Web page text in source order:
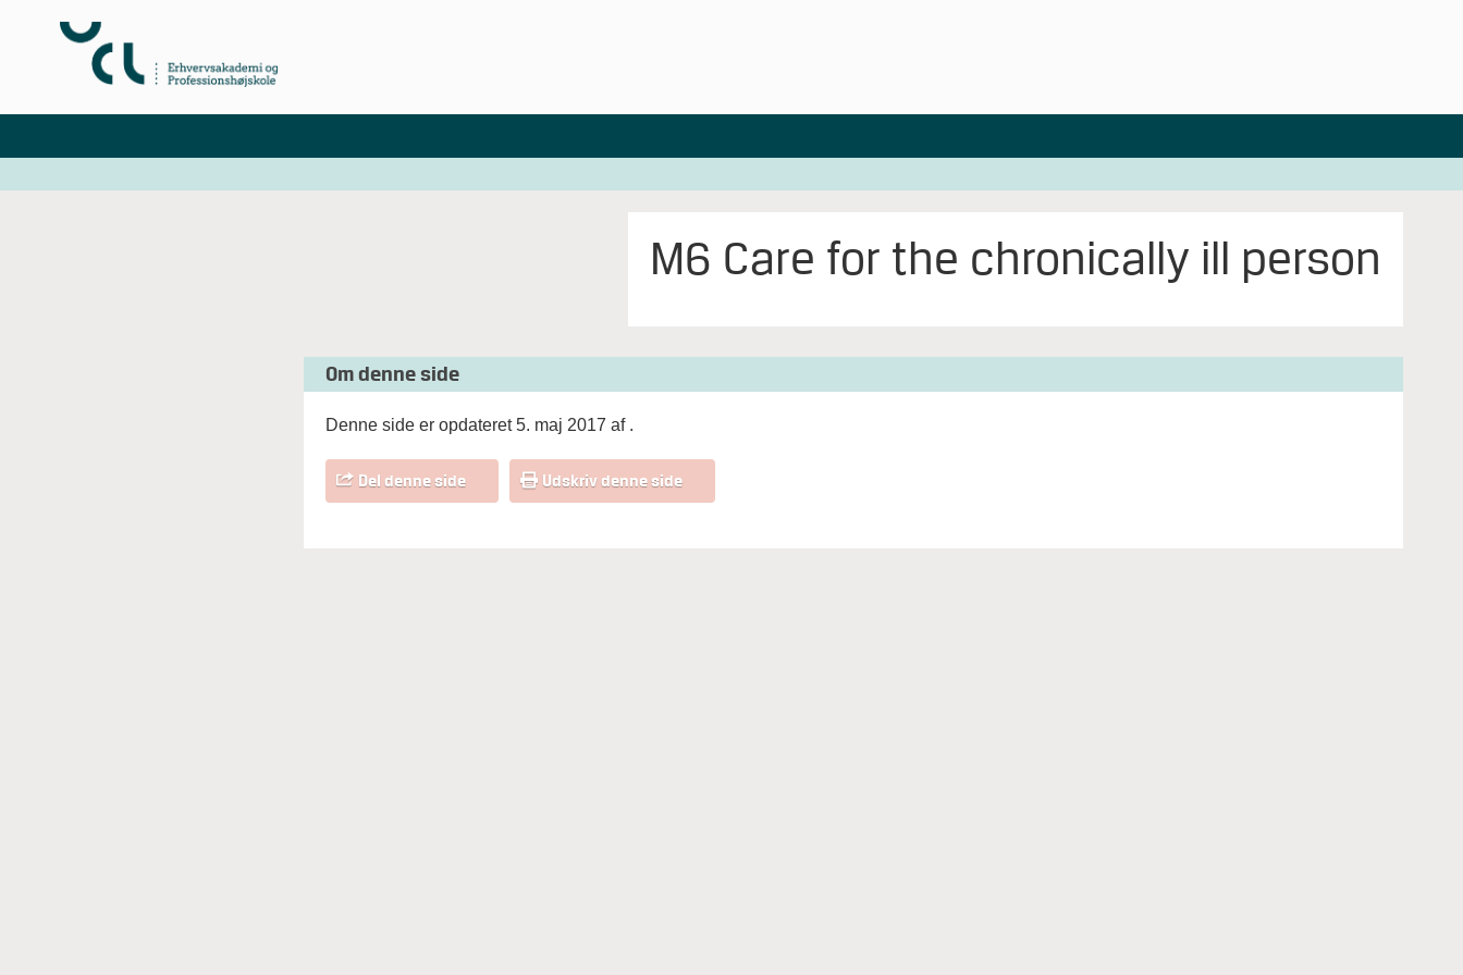
M6 Care for the chronically ill person
Om denne side
Denne side er opdateret 5. maj 2017 af .
Del denne side Udskriv denne side